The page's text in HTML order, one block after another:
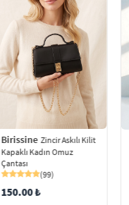
Birissine Zincir Askılı Kilit
Kapaklı Kadın Omuz
Çantası
(99)
150.00 ₺